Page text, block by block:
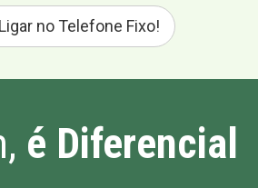
no Telefone Fixo!
é Diferencial